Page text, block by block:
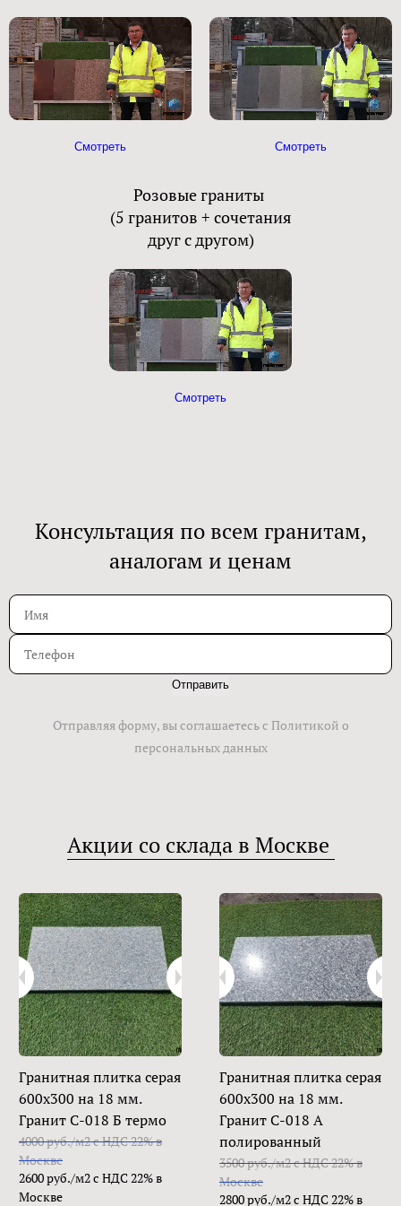
Смотреть Смотреть
Розовые граниты
(5 гранитов + сочетания
друг с другом)
Смотреть
Консультация по всем гранитам,
аналогам и ценам
Отправить
Отправляя форму, вы соглашаетесь с Политикой о
персональных данных
Акции со склада в Москве
Гранитная плитка серая
600х300 на 18 мм.
Гранит С-018 Б термо
4000 руб./м2 с НДС 22% в
Москве
2600 руб./м2 с НДС 22% в
Москве
Гранитная плитка серая
600х300 на 18 мм.
Гранит С-018 А
полированный
3500 руб./м2 с НДС 22% в
Москве
2800 руб./м2 с НДС 22% в